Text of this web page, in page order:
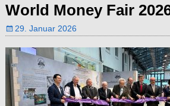
World Money Fair
29. Januar 2026